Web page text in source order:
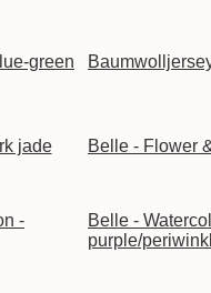
Belle - Flower
Belle -
purple/